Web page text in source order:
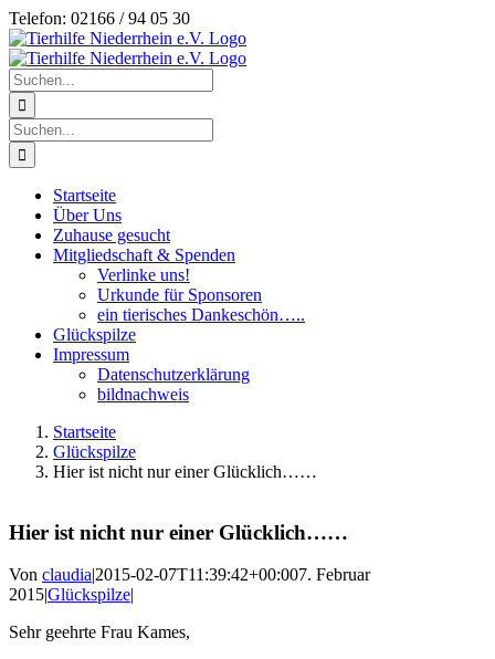
Zum
Inhalt
springen
Telefon: 02166 / 94 05 30
Suche
nach:
Suche
nach:
Startseite
Über Uns
Zuhause gesucht
Mitgliedschaft & Spenden
Verlinke uns!
Urkunde für Sponsoren
ein tierisches Dankeschön…..
Glückspilze
Impressum
Datenschutzerklärung
bildnachweis
Startseite
Glückspilze
Hier ist nicht nur einer Glücklich……
Hier ist nicht nur einer Glücklich……
Von claudia|2015-02-07T11:39:42+00:007. Februar
2015|Glückspilze|
Sehr geehrte Frau Kames,